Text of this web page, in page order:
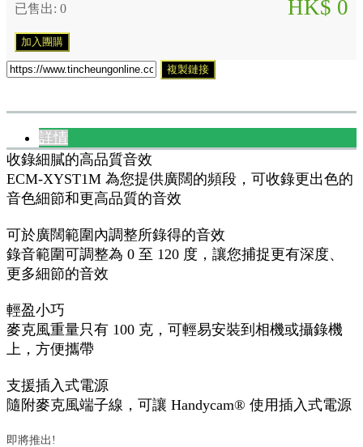
已售出: 0 HK$ 0
加入團購
複製鏈接
詳情
收錄細膩的高品質音效
ECM-XYST1M 為您提供廣闊的頻段，可收錄更出色的
音色細節和更高品質的音效
可於廣闊範圍內調整所錄得的音效
錄音範圍可調整為 0 至 120 度，讓您捕捉更有深度、
更多細節的音效
輕盈小巧
麥克風重量只有 100 克，可輕易安裝到相機或攝錄機
上，方便攜帶
支援插入式電源
隨附麥克風端子線，可讓 Handycam® 使用插入式電源
即將推出!